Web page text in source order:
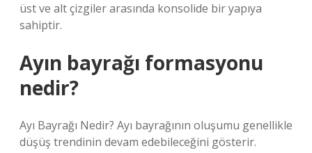
üst ve alt çizgiler arasında konsolide bir yapıya
sahiptir.
Ayın bayrağı formasyonu
nedir?
Ayı Bayrağı Nedir? Ayı bayrağının oluşumu genellikle
düşüş trendinin devam edebileceğini gösterir.